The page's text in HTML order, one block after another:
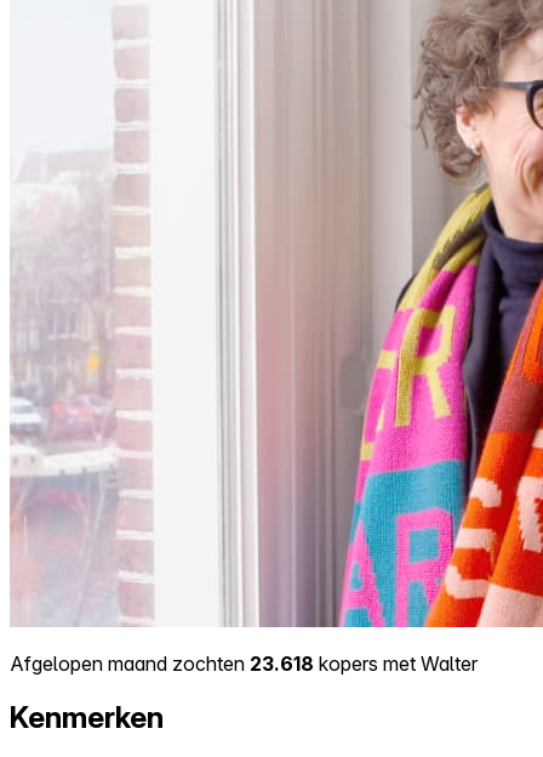
Afgelopen maand zochten 23.618 kopers met Walter
Kenmerken